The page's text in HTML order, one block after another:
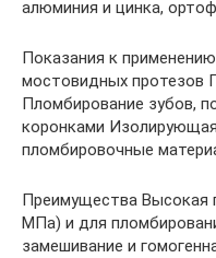
алюминия и цинка,
Показания к
мостовидных протезов
Пломбирование зубов,
коронками
пломбировочные
Преимущества Высокая
МПа) и для
замешивание и